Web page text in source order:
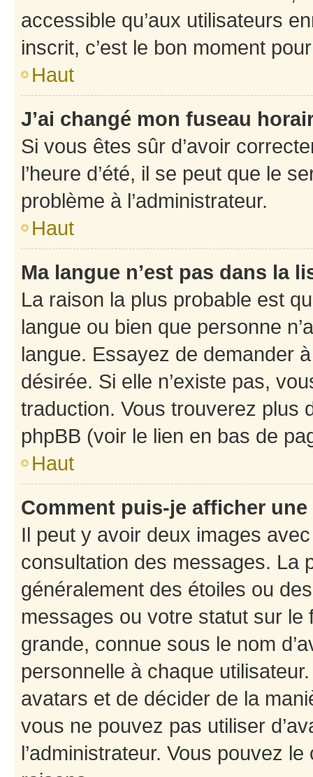
accessible qu’aux utilisateurs
inscrit, c’est le bon moment
Haut
J’ai changé mon fuseau
Si vous êtes sûr d’avoir
l’heure d’été, il se peut que le
problème à l’administrateur.
Haut
Ma langue n’est pas dans la
La raison la plus probable est
langue ou bien que personne
langue. Essayez de demander
désirée. Si elle n’existe pas,
traduction. Vous trouverez plus
phpBB (voir le lien en bas de
Haut
Comment puis-je afficher
Il peut y avoir deux images
consultation des messages. La
généralement des étoiles ou
messages ou votre statut sur
grande, connue sous le nom
personnelle à chaque utilisateur.
avatars et de décider de la
vous ne pouvez pas utiliser
l’administrateur. Vous pouvez